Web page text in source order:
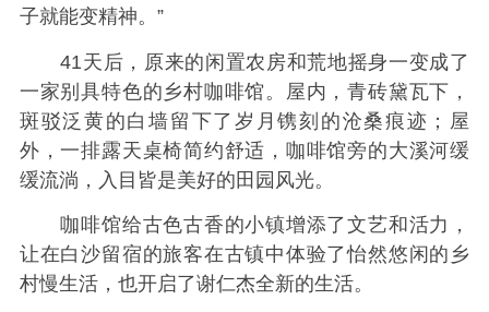
子就能变精神。”
41天后，原来的闲置农房和荒地摇身一变成了
一家别具特色的乡村咖啡馆。屋内，青砖黛瓦下，
斑驳泛黄的白墙留下了岁月镌刻的沧桑痕迹；屋
外，一排露天桌椅简约舒适，咖啡馆旁的大溪河缓
缓流淌，入目皆是美好的田园风光。
咖啡馆给古色古香的小镇增添了文艺和活力，
让在白沙留宿的旅客在古镇中体验了怡然悠闲的乡
村慢生活，也开启了谢仁杰全新的生活。